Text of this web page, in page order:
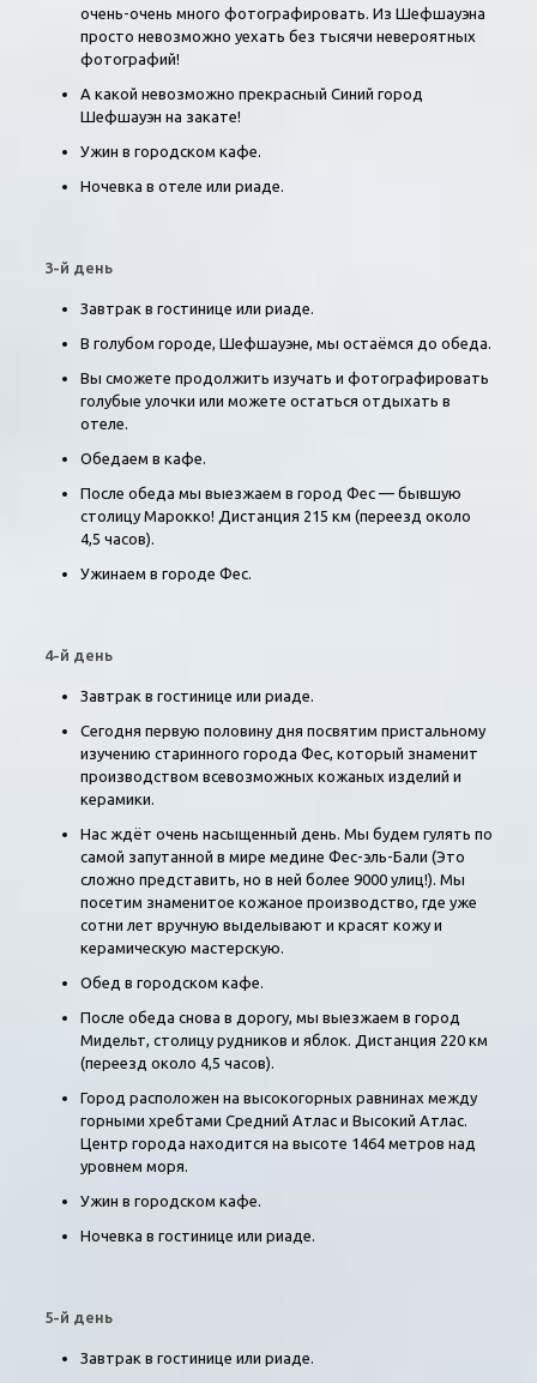
очень-очень много фотографировать. Из Шефшауэна
просто невозможно уехать без тысячи невероятных
фотографий!
А какой невозможно прекрасный Синий город
Шефшауэн на закате!
Ужин в городском кафе.
Ночевка в отеле или риаде.
3-й день
Завтрак в гостинице или риаде.
В голубом городе, Шефшауэне, мы остаёмся до обеда.
Вы сможете продолжить изучать и фотографировать
голубые улочки или можете остаться отдыхать в
отеле.
Обедаем в кафе.
После обеда мы выезжаем в город Фес — бывшую
столицу Марокко! Дистанция 215 км (переезд около
4,5 часов).
Ужинаем в городе Фес.
4-й день
Завтрак в гостинице или риаде.
Сегодня первую половину дня посвятим пристальному
изучению старинного города Фес, который знаменит
производством всевозможных кожаных изделий и
керамики.
Нас ждёт очень насыщенный день. Мы будем гулять по
самой запутанной в мире медине Фес-эль-Бали (Это
сложно представить, но в ней более 9000 улиц!). Мы
посетим знаменитое кожаное производство, где уже
сотни лет вручную выделывают и красят кожу и
керамическую мастерскую.
Обед в городском кафе.
После обеда снова в дорогу, мы выезжаем в город
Мидельт, столицу рудников и яблок. Дистанция 220 км
(переезд около 4,5 часов).
Город расположен на высокогорных равнинах между
горными хребтами Средний Атлас и Высокий Атлас.
Центр города находится на высоте 1464 метров над
уровнем моря.
Ужин в городском кафе.
Ночевка в гостинице или риаде.
5-й день
Завтрак в гостинице или риаде.